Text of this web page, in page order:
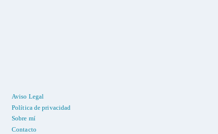
Aviso Legal
Política de privacidad
Sobre mí
Contacto